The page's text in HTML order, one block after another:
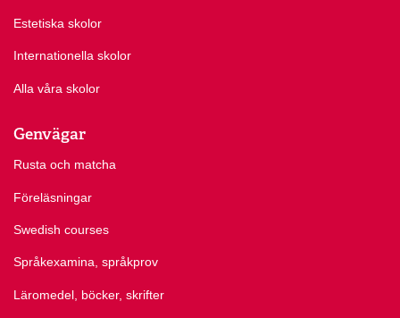
Estetiska skolor
Internationella skolor
Alla våra skolor
Genvägar
Rusta och matcha
Föreläsningar
Swedish courses
Språkexamina, språkprov
Läromedel, böcker, skrifter